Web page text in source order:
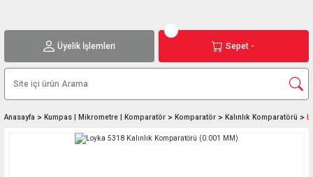
Üyelik İşlemleri Sepet -
Anasayfa Kumpas | Mikrometre | Komparatör Komparatör Kalınlık Komparatörü